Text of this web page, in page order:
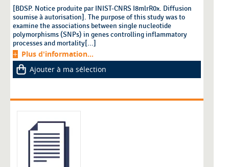
[BDSP. Notice produite par INIST-CNRS I8mlrR0x. Diffusion
soumise à autorisation]. The purpose of this study was to
examine the associations between single nucleotide
polymorphisms (SNPs) in genes controlling inflammatory
processes and mortality[...]
Plus d'information...
Ajouter à ma sélection